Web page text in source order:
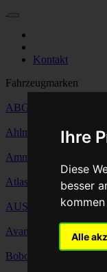
Ihre
Diese
besser
Alle
Kontakt
Fahrzeugmarken
ABG
Ahlmann
Ammann
Atlas Copco
AUSA
Avant Tecno
Bobcat